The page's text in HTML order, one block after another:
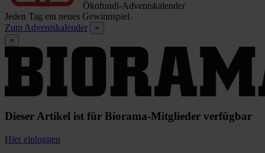
Ökofundi-Adventskalender
Jeden Tag ein neues Gewinnspiel.
Zum Adventskalender
×
×
Dieser Artikel ist für Biorama-Mitglieder verfügbar
Hier einloggen